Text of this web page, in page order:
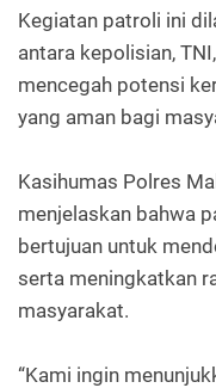
Kegiatan patroli ini
antara kepolisian,
mencegah potensi
yang aman bagi
Kasihumas Polres
menjelaskan bahwa
bertujuan untuk
serta meningkatkan
masyarakat.
“Kami ingin